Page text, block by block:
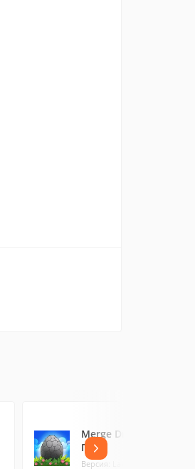
Merge Dragons! на
ПК
Версия: Latest